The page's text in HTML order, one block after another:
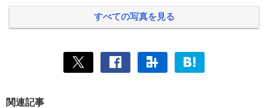
すべての写真を見る
関連記事